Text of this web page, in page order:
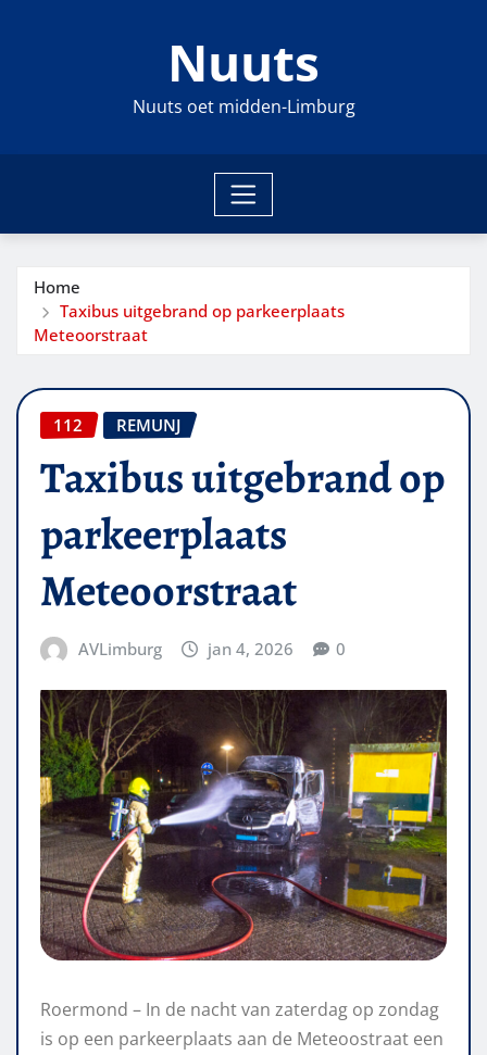
Nuuts
Nuuts oet midden-Limburg
Home
Taxibus uitgebrand op parkeerplaats
Meteoorstraat
112 REMUNJ
Taxibus uitgebrand op
parkeerplaats
Meteoorstraat
AVLimburg jan 4, 2026 0
Roermond – In de nacht van zaterdag op zondag
is op een parkeerplaats aan de Meteoostraat een